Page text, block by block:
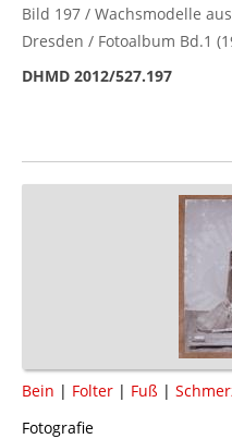
Bild 197 / Wachsmodelle
Dresden / Fotoalbum Bd.1
DHMD 2012/527.197
Bein | Folter | Fuß |
Fotografie